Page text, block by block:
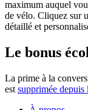
maximum auquel
de vélo. Cliquez sur
détaillé et
Le bonus
La prime à la
est supprimée